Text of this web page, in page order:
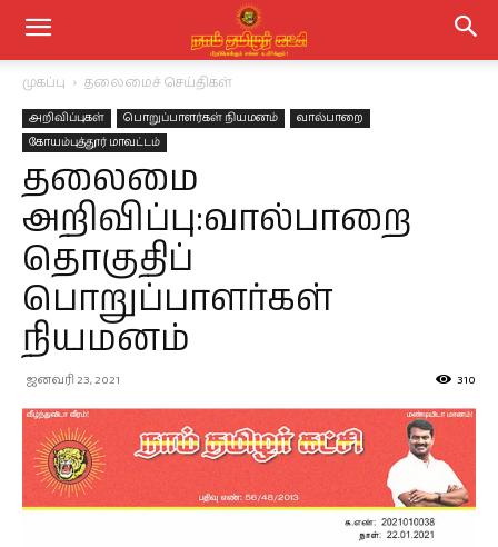
முகப்பு தலைமைச் செய்திகள்
அறிவிப்புகள் பொறுப்பாளர்கள் நியமனம்
வால்பாறை
கோயம்புத்தூர் மாவட்டம்
தலைமை
அறிவிப்பு:வால்பாறை
தொகுதிப்
பொறுப்பாளர்கள்
நியமனம்
ஜனவரி 23, 2021 310